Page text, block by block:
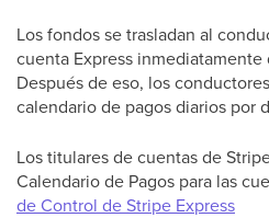
Los fondos se trasladan al
cuenta Express inmediatamente
Después de eso, los
calendario de pagos diarios por
Los titulares de cuentas de
Calendario de Pagos para las
de Control de Stripe Express